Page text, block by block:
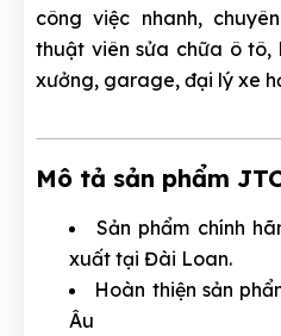
công việc nhanh,
thuật viên sửa chữa ô
xưởng, garage, đại lý xe
Mô tả sản phẩm
Sản phẩm chính
xuất tại Đài Loan.
Hoàn thiện sản
Âu